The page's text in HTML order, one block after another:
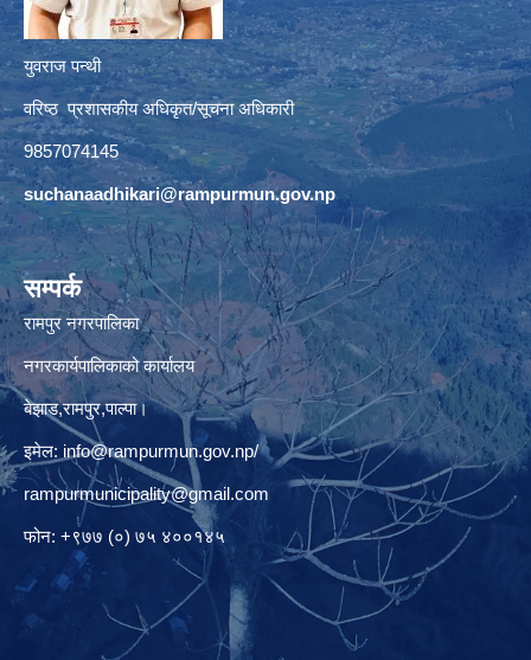
युवराज पन्थी
वरिष्ठ प्रशासकीय अधिकृत/सूचना अधिकारी
9857074145
suchanaadhikari@rampurmun.gov.np
सम्पर्क
रामपुर नगरपालिका
नगरकार्यपालिकाको कार्यालय
बेझाड,रामपुर,पाल्पा।
इमेल: info@rampurmun.gov.np/
rampurmunicipality@gmail.com
फोन: +९७७ (०) ७५ ४००१४५